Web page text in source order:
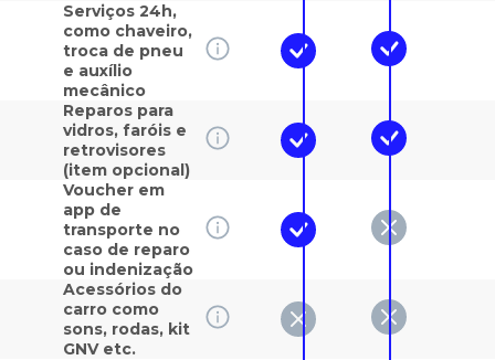
Serviços 24h,
como chaveiro,
troca de pneu
e auxílio
mecânico
Reparos para
vidros, faróis e
retrovisores
(item opcional)
Voucher em
app de
transporte no
caso de reparo
ou indenização
Acessórios do
carro como
sons, rodas, kit
GNV etc.